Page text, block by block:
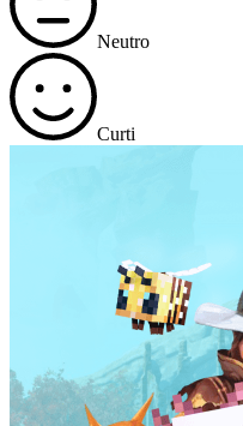
Neutro
Curti